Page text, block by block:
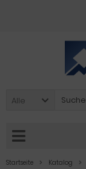
Alle
Startseite Katalog